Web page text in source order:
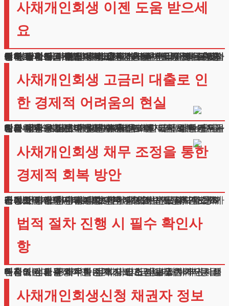
사채개인회생 이젠 도움 받으세
요
생활고와 긴급자금이 필요한 상황에서 금융권 대출이 어려워 제도권 밖 금융을 이용하시는 분들이 늘고 있습니다.
이자 상환만으로도 벅차고 원금은 줄어들지 않는 상황에서 해결책을 찾지 못해 고민하시는 분들을 자주 만나고 있습니다.
특히 비제도권 금융기관에서 대출을 받으신 분들은 감당하기 힘든 이율로 인해 경제적 어려움이 더욱 심해지는 경우가 대부분입니다.
월 평균 소득의 절반 이상을 이자 상환에 사용하고 있는 분들이나, 대부업체 대출을 받으신 분들, 또는 다중 채무로 인해 어려움을 겪고 계신 분들이라면 이 글을 주의 깊게 읽어주시기 바랍니다.
사채개인회생 고금리 대출로 인
한 경제적 어려움의 현실
제도권 금융기관 이용이 제한되면 불가피하게 높은 금리의 대출을 선택하게 됩니다.
현재 법정 최고금리는 연 20퍼센트이지만, 일부 비제도권 대출은 이보다 훨씬 높은 금리를 요구하는 경우가 많습니다.
예를 들어 원금 천만원을 대출받고 월 이자로 백만원을 상환하는 상황이 발생할 수 있습니다. 이런 상황에서는 원금 상환은 뒤로 한 채 이자 납부에만 급급하게 됩니다. 시간이 지날수록 상황은 더욱 악화되어 채무가 기하급수적으로 증가하게 됩니다.
사채개인회생 채무 조정을 통한
경제적 회복 방안
비제도권 금융거래로 발생한 부채도 법적 절차를 통해 조정이 가능합니다. 다만 신청을 위해서는 몇 가지 조건을 반드시 충족해야 합니다.
총 채무액이 천만 원을 초과해야 하며, 안정적인 소득이 있어야 합니다.
급여소득자의 경우 4대보험에 가입된 정규직 근로자가 가장 이상적이나, 계약직이나 임시직 근로자도 신청이 가능합니다. 자영업자의 경우에도 사업자등록과 함께 정기적인 소득이 발생한다면 신청할 수 있습니다.
법적 절차 진행 시 필수 확인사
항
비제도권 금융 채무를 법적으로 조정받기 위해서는 채권자에 대한 구체적인 정보가 반드시 필요합니다.
대출 시점의 통화기록, 문자내역, 금융거래 내역 등을 빠짐없이 보관해야 합니다. 이러한 자료들은 채권자를 특정하는데 결정적인 증거가 되며, 이는 사채개인회생신청의 성패를 좌우하는 핵심 요소입니다.
사채개인회생신청 채권자 정보